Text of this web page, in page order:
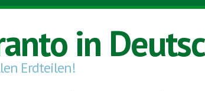
in
Erdteilen!